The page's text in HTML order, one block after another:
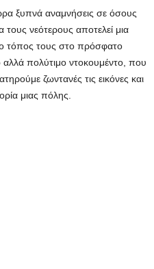
ξυπνά αναμνήσεις σε όσους
τους νεότερους αποτελεί μια
τόπος τους στο πρόσφατο
αλλά πολύτιμο ντοκουμέντο, που
ζωντανές τις εικόνες και
μιας πόλης.